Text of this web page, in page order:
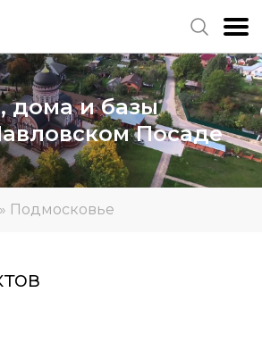
дома и базы
Посаде
» Подмосковье